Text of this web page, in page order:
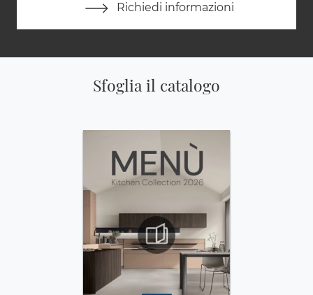
Richiedi informazioni
Sfoglia il catalogo